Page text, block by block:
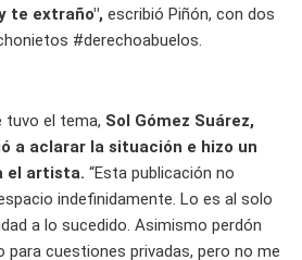
te extraño", escribió Piñón, con dos
#derechoabuelos.
tuvo el tema, Sol Gómez Suárez,
a aclarar la situación e hizo un
el artista. “Esta publicación no
indefinidamente. Lo es al solo
a lo sucedido. Asimismo perdón
cuestiones privadas, pero no me